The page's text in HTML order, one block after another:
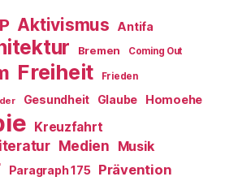
Aktivismus Antifa
Bremen Coming Out
Freiheit Frieden
Gesundheit Glaube Homoehe
Kreuzfahrt
Medien Musik
Paragraph 175
Prävention